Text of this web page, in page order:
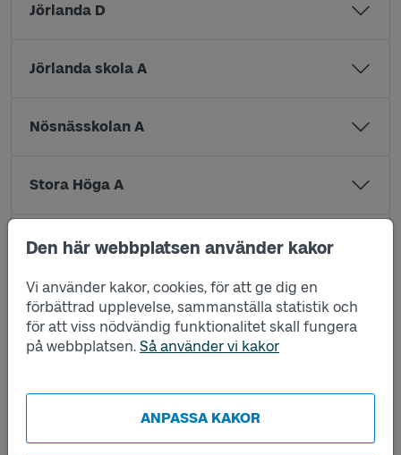
Den här webbplatsen använder kakor
Vi använder kakor, cookies, för att ge dig en
förbättrad upplevelse, sammanställa statistik och
för att viss nödvändig funktionalitet skall fungera
på webbplatsen. Så använder vi kakor
ANPASSA KAKOR
Jörlanda D
Jörlanda skola A
Nösnässkolan A
Stora Höga A
Stora Höga B
Stora Höga station C
Stora Höga station D
Stora Högaskolan A